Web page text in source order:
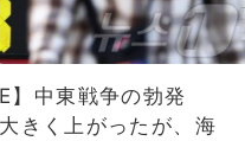
】中東戦争の勃発
きく上がったが、海